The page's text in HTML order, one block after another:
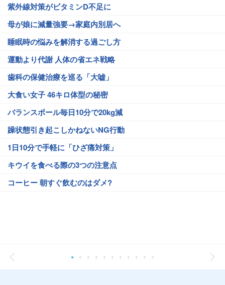
紫外線対策がビタミンD不足に
母が娘に減量強要→家庭内別居へ
睡眠時の悩みを解消する過ごし方
運動より代謝 人体の省エネ戦略
歯科の保健治療を巡る「大嘘」
大食い女子 46キロ体型の秘密
バランスボール毎日10分で20kg減
躁状態引き起こしかねないNG行動
1日10分で手軽に「ひざ痛対策」
キウイを食べる際の3つの注意点
コーヒー 朝すぐ飲むのはダメ?